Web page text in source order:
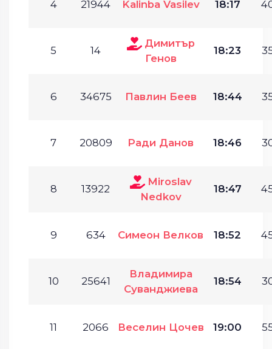
4 21944 Kalinba Vasilev 18:17
5 14
Димитър
Генов
18:23
6 34675 Павлин Беев 18:44
7 20809 Ради Данов 18:46
8 13922
Miroslav
Nedkov
18:47
9 634 Симеон Велков 18:52
10 25641
Владимира
Суванджиева
18:54
11 2066 Веселин Цочев 19:00